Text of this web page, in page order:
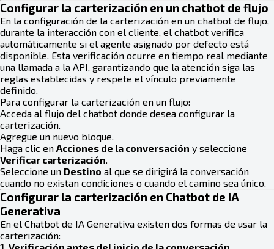
Configurar la carterización en un chatbot de flujo
En la configuración de la carterización en un chatbot de flujo,
durante la interacción con el cliente, el chatbot verifica
automáticamente si el agente asignado por defecto está
disponible. Esta verificación ocurre en tiempo real mediante
una llamada a la API, garantizando que la atención siga las
reglas establecidas y respete el vínculo previamente
definido.
Para configurar la carterización en un flujo:
Acceda al flujo del chatbot donde desea configurar la
carterización.
Agregue un nuevo bloque.
Haga clic en Acciones de la conversación y seleccione
Verificar carterización.
Seleccione un Destino al que se dirigirá la conversación
cuando no existan condiciones o cuando el camino sea único.
Configurar la carterización en Chatbot de IA
Generativa
En el Chatbot de IA Generativa existen dos formas de usar la
carterización: